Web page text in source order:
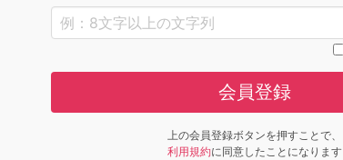
会員登録
上の会員登録ボタンを押すことで、
利用規約に同意したことになります